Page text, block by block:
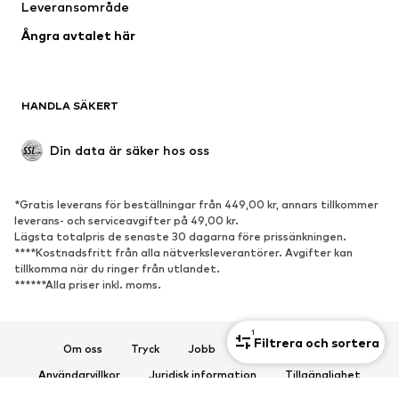
1
Filtrera och sortera
Kappor
Badkläder
Upcycling
Populärt
Sneakers
Stövletter
Pumps & högklackade skor
Stövlar
Sandaler
Ballerinaskor
Pantoletter
Inneskor
Exklusiv
Leveransområde
Ångra avtalet här
HANDLA SÄKERT
Din data är säker hos oss
*Gratis leverans för beställningar från 449,00 kr, annars tillkommer
leverans- och serviceavgifter på 49,00 kr.
Lägsta totalpris de senaste 30 dagarna före prissänkningen.
****Kostnadsfritt från alla nätverksleverantörer. Avgifter kan
tillkomma när du ringer från utlandet.
******Alla priser inkl. moms.
Om oss Tryck Jobb
Integritetspolicy
Användarvillkor
Juridisk information
Tillgänglighet